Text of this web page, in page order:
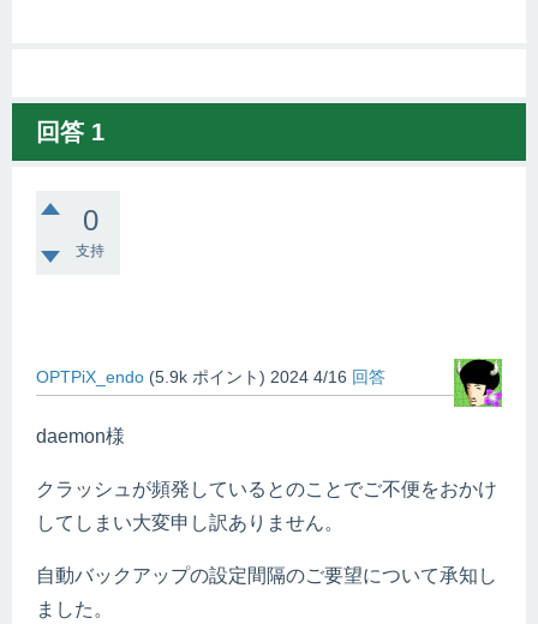
回答 1
0
支持
OPTPiX_endo (5.9k ポイント) 2024 4/16 回答
daemon様
クラッシュが頻発しているとのことでご不便をおかけ
してしまい大変申し訳ありません。
自動バックアップの設定間隔のご要望について承知し
ました。